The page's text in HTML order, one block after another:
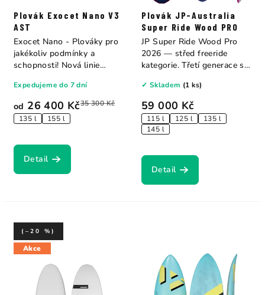
Plovák Exocet Nano V3
AST
od 26 400 Kč35 300 Kč
135 l 155 l
Expedujeme do 7 dní
Detail
Exocet Nano - Plováky pro
jakékoliv podmínky a
schopnosti! Nová linie
Plovák JP-Australia
Super Ride Wood PRO
59 000 Kč
115 l 125 l
135 l
145 l
✓ Skladem (1 ks)
Detail
JP Super Ride Wood Pro
2026 — střed freeride
kategorie. Třetí generace s
Akce
(–20 %)